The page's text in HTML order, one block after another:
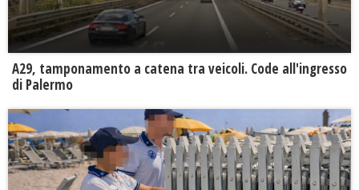
A29, tamponamento a catena tra veicoli. Code all'ingresso
di Palermo